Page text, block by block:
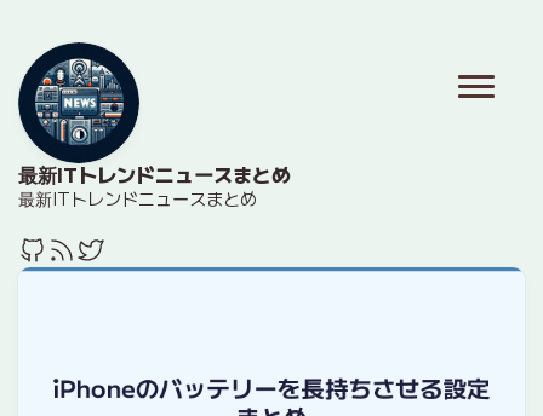
最新ITトレンドニュースまとめ
最新ITトレンドニュースまとめ